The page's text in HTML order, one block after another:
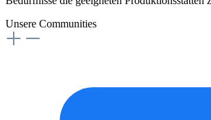
Unsere Communities